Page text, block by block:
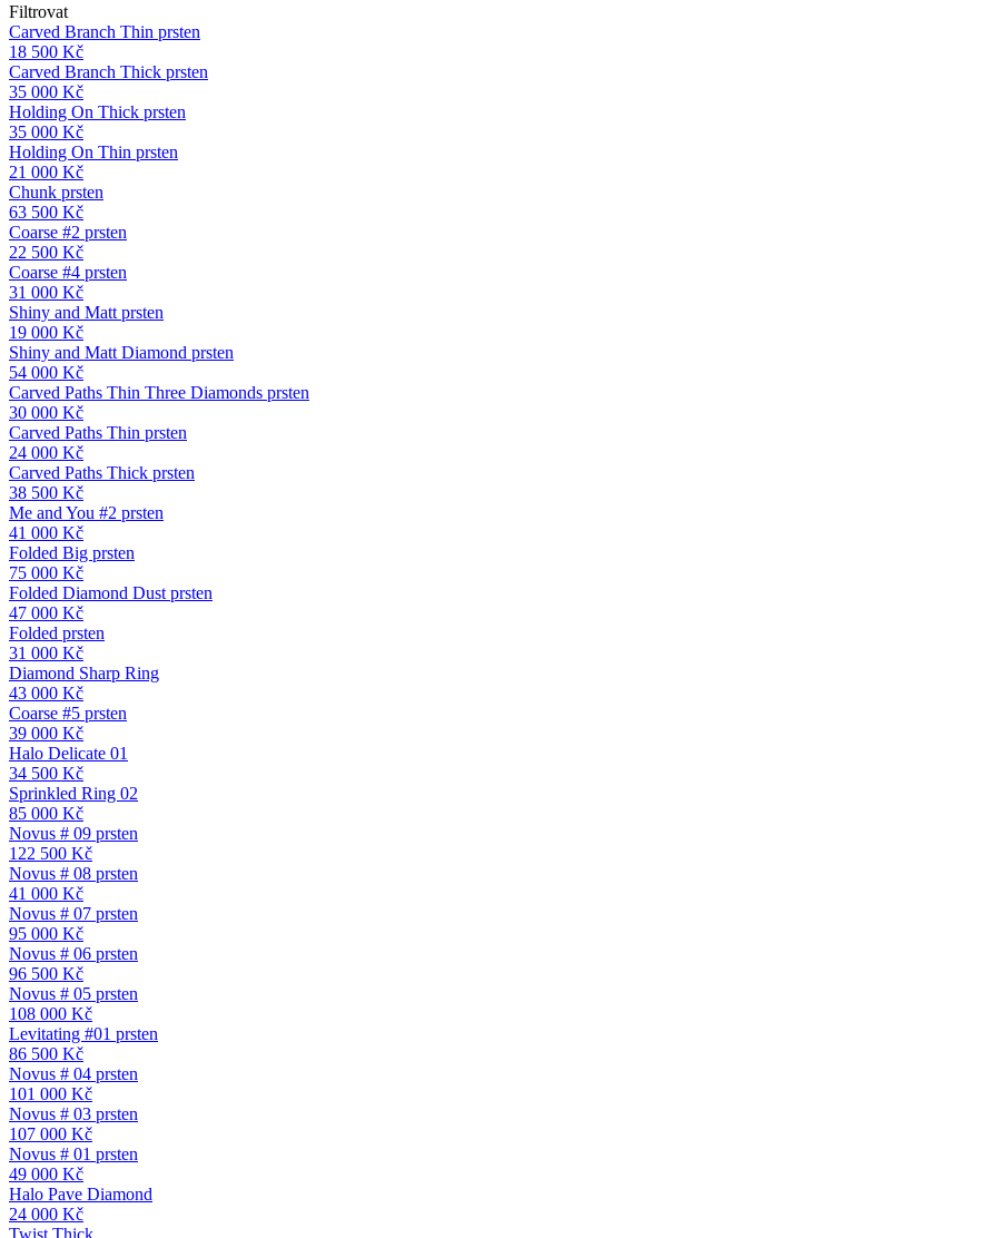
Filtrovat
Carved Branch Thin prsten
18 500 Kč
Carved Branch Thick prsten
35 000 Kč
Holding On Thick prsten
35 000 Kč
Holding On Thin prsten
21 000 Kč
Chunk prsten
63 500 Kč
Coarse #2 prsten
22 500 Kč
Coarse #4 prsten
31 000 Kč
Shiny and Matt prsten
19 000 Kč
Shiny and Matt Diamond prsten
54 000 Kč
Carved Paths Thin Three Diamonds prsten
30 000 Kč
Carved Paths Thin prsten
24 000 Kč
Carved Paths Thick prsten
38 500 Kč
Me and You #2 prsten
41 000 Kč
Folded Big prsten
75 000 Kč
Folded Diamond Dust prsten
47 000 Kč
Folded prsten
31 000 Kč
Diamond Sharp Ring
43 000 Kč
Coarse #5 prsten
39 000 Kč
Halo Delicate 01
34 500 Kč
Sprinkled Ring 02
85 000 Kč
Novus # 09 prsten
122 500 Kč
Novus # 08 prsten
41 000 Kč
Novus # 07 prsten
95 000 Kč
Novus # 06 prsten
96 500 Kč
Novus # 05 prsten
108 000 Kč
Levitating #01 prsten
86 500 Kč
Novus # 04 prsten
101 000 Kč
Novus # 03 prsten
107 000 Kč
Novus # 01 prsten
49 000 Kč
Halo Pave Diamond
24 000 Kč
Twist Thick